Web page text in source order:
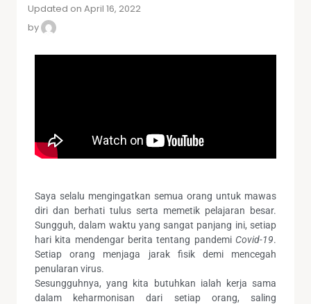
Updated on April 16, 2022
by
Saya selalu mengingatkan semua orang untuk mawas
diri dan berhati tulus serta memetik pelajaran besar.
Sungguh, dalam waktu yang sangat panjang ini, setiap
hari kita mendengar berita tentang pandemi Covid-19.
Setiap orang menjaga jarak fisik demi mencegah
penularan virus.
Sesungguhnya, yang kita butuhkan ialah kerja sama
dalam keharmonisan dari setiap orang, saling